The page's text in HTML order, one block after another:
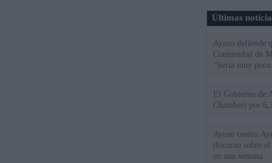
Últimas
Ayuso defiende
Comunidad de
"Sería muy
El Gobierno de
Chamberí por
Ayuso contra
discurso sobre
en una semana